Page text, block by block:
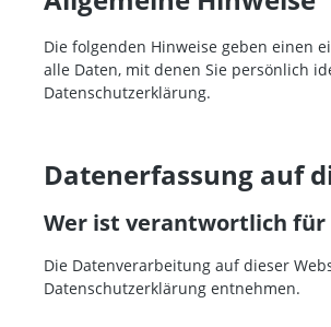
Die folgenden Hinweise geben einen
alle Daten, mit denen Sie persönlich
Datenschutzerklärung.
Datenerfassung auf
Wer ist verantwortlich für
Die Datenverarbeitung auf dieser
Datenschutzerklärung entnehmen.